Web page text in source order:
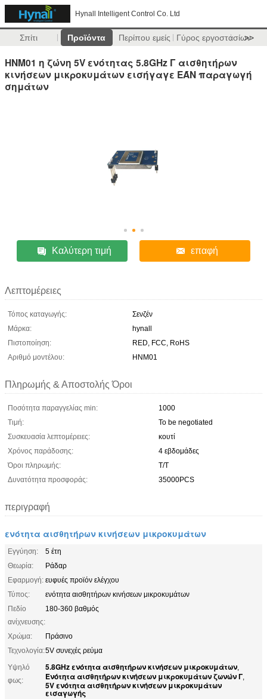
Hynall Intelligent Control Co. Ltd
Σπίτι Προϊόντα Περίπου εμείς Γύρος εργοστασίων
>>
HNM01 η ζώνη 5V ενότητας 5.8GHz Γ αισθητήρων
κινήσεων μικροκυμάτων εισήγαγε ΕΆΝ παραγωγή
σημάτων
Καλύτερη τιμή επαφή
Λεπτομέρειες
Τόπος καταγωγής:
Σενζέν
Μάρκα:
hynall
Πιστοποίηση:
RED, FCC, RoHS
Αριθμό μοντέλου:
HNM01
Πληρωμής & Αποστολής Όροι
Ποσότητα παραγγελίας min:
1000
Τιμή:
To be negotiated
Συσκευασία λεπτομέρειες:
κουτί
Χρόνος παράδοσης:
4 εβδομάδες
Όροι πληρωμής:
Τ/Τ
Δυνατότητα προσφοράς:
35000PCS
περιγραφή
ενότητα αισθητήρων κινήσεων μικροκυμάτων
Εγγύηση:
5 έτη
Θεωρία:
Ράδαρ
Εφαρμογή: ευφυές προϊόν ελέγχου
Τύπος:
ενότητα αισθητήρων κινήσεων μικροκυμάτων
Πεδίο
ανίχνευσης:
180-360 βαθμός
Χρώμα:
Πράσινο
Τεχνολογία:5V συνεχές ρεύμα
Υψηλό
φως:
5.8GHz ενότητα αισθητήρων κινήσεων μικροκυμάτων,
Ενότητα αισθητήρων κινήσεων μικροκυμάτων ζωνών Γ,
5V ενότητα αισθητήρων κινήσεων μικροκυμάτων
εισαγωγής